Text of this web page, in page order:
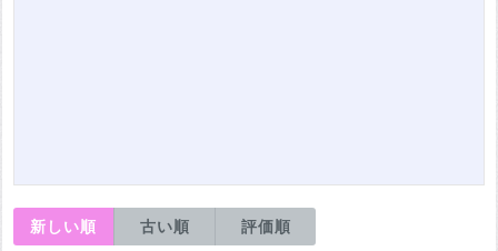
新しい順 古い順 評価順